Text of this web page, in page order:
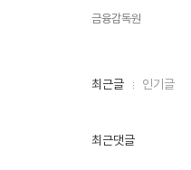
금융감독원,
최
인
최근글 인기글
최근댓글